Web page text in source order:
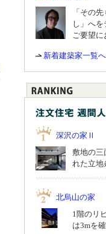
「その
し」へ
ご要望に
新着建築家一覧へ
深沢の家Ⅱ
敷地の三
れた立地
北烏山の家
1階のリ
は3mを確